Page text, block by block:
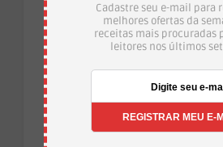
Cadastre seu e-mail para
melhores ofertas da
receitas mais procuradas
leitores nos últimos